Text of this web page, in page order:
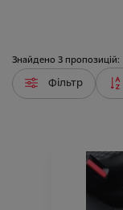
Знайдено 3 пропозицій:
Фільтр